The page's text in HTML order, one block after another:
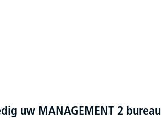
uw MANAGEMENT 2 bureau